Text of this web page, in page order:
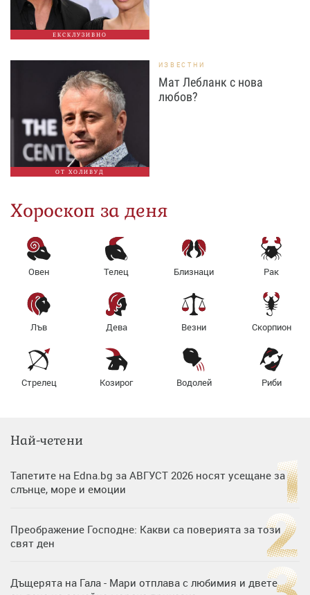
ЕКСКЛУЗИВНО
ОТ ХОЛИВУД
ИЗВЕСТНИ
Мат Лебланк с нова
любов?
Хороскоп за деня
Овен Телец Близнаци Рак
Лъв Дева Везни Скорпион
Стрелец Козирог Водолей Риби
Най-четени
Тапетите на Edna.bg за АВГУСТ 2026 носят усещане за
слънце, море и емоции
Преображение Господне: Какви са поверията за този
свят ден
Дъщерята на Гала - Мари отплава с любимия и двете